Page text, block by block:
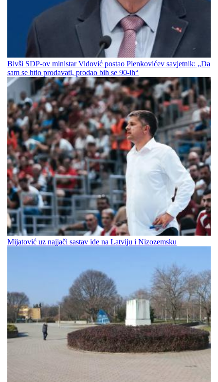
Bivši SDP-ov ministar Vidović postao Plenkovićev savjetnik: „Da
sam se htio prodavati, prodao bih se 90-ih“
Mijatović uz najjači sastav ide na Latviju i Nizozemsku